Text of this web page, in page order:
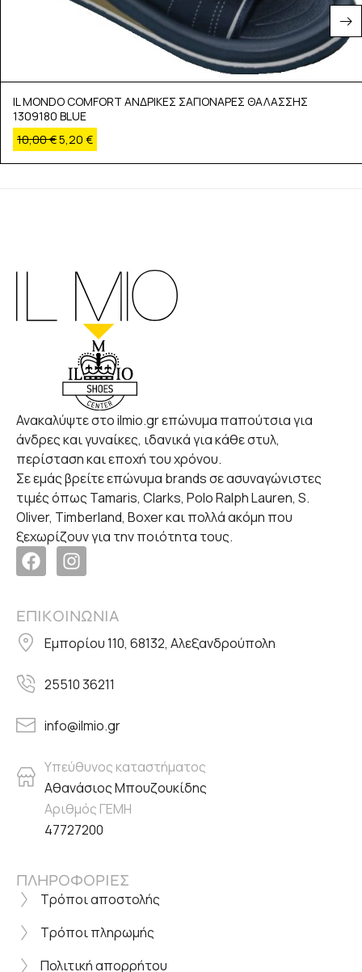
IL MONDO COMFORT ΑΝΔΡΙΚΕΣ ΣΑΓΙΟΝΑΡΕΣ ΘΑΛΑΣΣΗΣ
1309180 BLUE
10,00€5,20 €
Ανακαλύψτε στο ilmio.gr επώνυμα παπούτσια για
άνδρες και γυναίκες, ιδανικά για κάθε στυλ,
περίσταση και εποχή του χρόνου.
Σε εμάς βρείτε επώνυμα brands σε ασυναγώνιστες
τιμές όπως Tamaris, Clarks, Polo Ralph Lauren, S.
Oliver, Timberland, Boxer και πολλά ακόμη που
ξεχωρίζουν για την ποιότητα τους.
ΕΠΙΚΟΙΝΩΝΙΑ
Εμπορίου 110, 68132, Αλεξανδρούπολη
25510 36211
info@ilmio.gr
Υπεύθυνος καταστήματος
Αθανάσιος Μπουζουκίδης
Αριθμός ΓΕΜΗ
47727200
ΠΛΗΡΟΦΟΡΙΕΣ
Τρόποι αποστολής
Τρόποι πληρωμής
Πολιτική απορρήτου